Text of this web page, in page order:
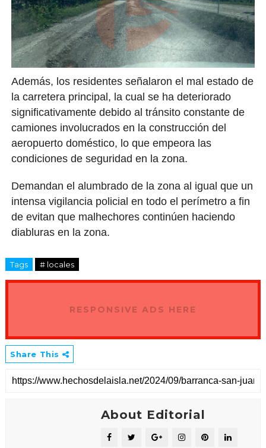
Además, los residentes señalaron el mal estado de
la carretera principal, la cual se ha deteriorado
significativamente debido al tránsito constante de
camiones involucrados en la construcción del
aeropuerto doméstico, lo que empeora las
condiciones de seguridad en la zona.
Demandan el alumbrado de la zona al igual que un
intensa vigilancia policial en todo el perímetro a fin
de evitan que malhechores continúen haciendo
diabluras en la zona.
Tags # locales
RESPONSIVE ADS HERE
Share This
About Editorial